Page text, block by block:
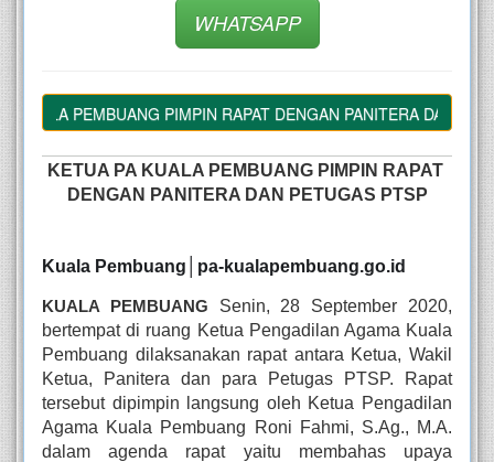
WHATSAPP
PEMBUANG PIMPIN RAPAT DENGAN PANITERA DAN
KETUA PA KUALA PEMBUANG PIMPIN RAPAT
DENGAN PANITERA DAN PETUGAS PTSP
Kuala Pembuang│pa-kualapembuang.go.id
KUALA PEMBUANG Senin, 28 September 2020,
bertempat di ruang Ketua Pengadilan Agama Kuala
Pembuang dilaksanakan rapat antara Ketua, Wakil
Ketua, Panitera dan para Petugas PTSP. Rapat
tersebut dipimpin langsung oleh Ketua Pengadilan
Agama Kuala Pembuang Roni Fahmi, S.Ag., M.A.
dalam agenda rapat yaitu membahas upaya